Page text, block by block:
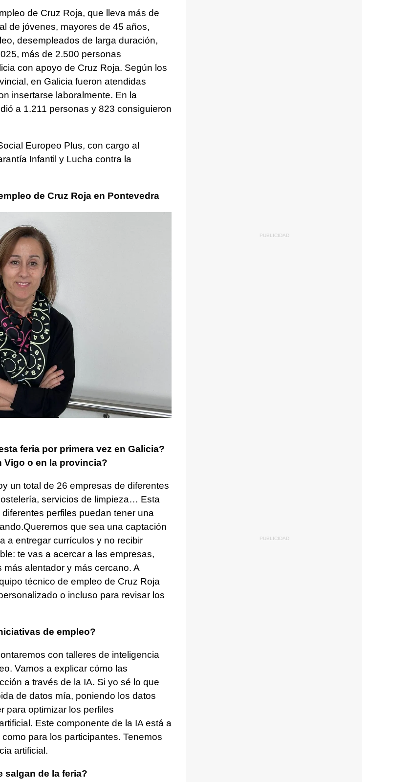
de Cruz Roja, que lleva más de
de jóvenes, mayores de 45 años,
desempleados de larga duración,
más de 2.500 personas
con apoyo de Cruz Roja. Según los
en Galicia fueron atendidas
insertarse laboralmente. En la
a 1.211 personas y 823 consiguieron
Europeo Plus, con cargo al
Infantil y Lucha contra la
de Cruz Roja en Pontevedra
feria por primera vez en Galicia?
Vigo o en la provincia?
un total de 26 empresas de diferentes
servicios de limpieza… Esta
perfiles puedan tener una
que sea una captación
a entregar currículos y no recibir
te vas a acercar a las empresas,
alentador y más cercano. A
técnico de empleo de Cruz Roja
o incluso para revisar los
de empleo?
con talleres de inteligencia
Vamos a explicar cómo las
a través de la IA. Si yo sé lo que
de datos mía, poniendo los datos
para optimizar los perfiles
Este componente de la IA está a
para los participantes. Tenemos
artificial.
salgan de la feria?